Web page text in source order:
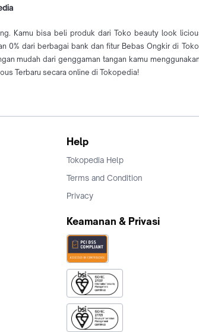
Kamu bisa beli produk dari Toko beauty look
0% dari berbagai bank dan fitur Bebas Ongkir di
mudah dari genggaman tangan kamu
Terbaru secara online di Tokopedia!
Help
Tokopedia Help
Terms and Condition
Privacy
Keamanan & Privasi